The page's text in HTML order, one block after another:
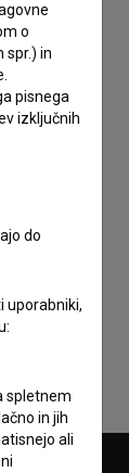
o
spr.) in
pisnega
izključnih
do
uporabniki,
spletnem
in jih
ali